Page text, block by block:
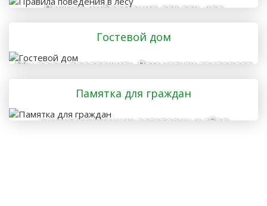
Важная информация для тех, кто
отправляется в лес
Гостевой дом
Мы рады предложить Вам услуги гостевого
дома
Памятка для граждан
осуществляющих заготовку и сбор